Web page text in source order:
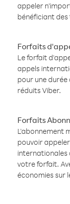
appeler
bénéficiant
Forfaits
Le forfait
appels
pour une
réduits Viber.
Forfaits
L'abonnement
pouvoir
internationales
votre forfait.
économies sur